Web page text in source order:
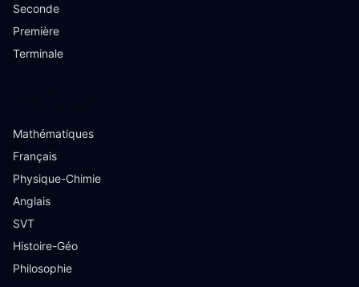
Seconde
Première
Terminale
Mathématiques
Français
Physique-Chimie
Anglais
SVT
Histoire-Géo
Philosophie